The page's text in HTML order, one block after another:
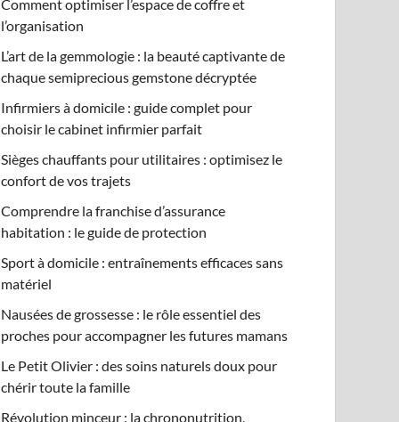
Comment optimiser l’espace de coffre et
l’organisation
L’art de la gemmologie : la beauté captivante de
chaque semiprecious gemstone décryptée
Infirmiers à domicile : guide complet pour
choisir le cabinet infirmier parfait
Sièges chauffants pour utilitaires : optimisez le
confort de vos trajets
Comprendre la franchise d’assurance
habitation : le guide de protection
Sport à domicile : entraînements efficaces sans
matériel
Nausées de grossesse : le rôle essentiel des
proches pour accompagner les futures mamans
Le Petit Olivier : des soins naturels doux pour
chérir toute la famille
Révolution minceur : la chrononutrition,